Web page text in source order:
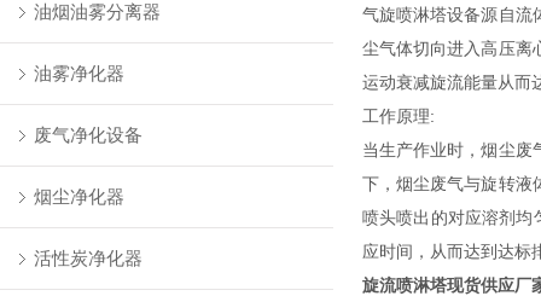
油烟油雾分离器
油雾净化器
废气净化设备
烟尘净化器
活性炭净化器
气旋喷淋塔设备源自流
尘气体切向进入高压离
运动衰减旋流能量从而
工作原理:
当生产作业时，烟尘废
下，烟尘废气与旋转液
喷头喷出的对应溶剂均
应时间，从而达到达标
旋流喷淋塔现货供应厂